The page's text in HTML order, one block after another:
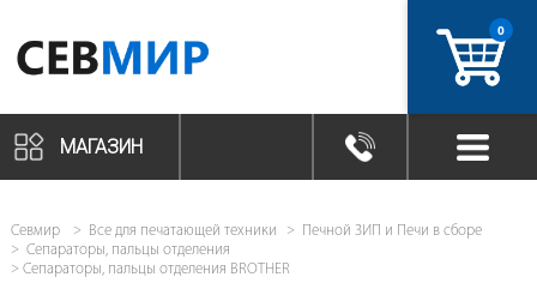
0
МАГАЗИН
Севмир Все для печатающей техники
Печной ЗИП и Печи в сборе
Сепараторы, пальцы отделения
Сепараторы, пальцы отделения BROTHER